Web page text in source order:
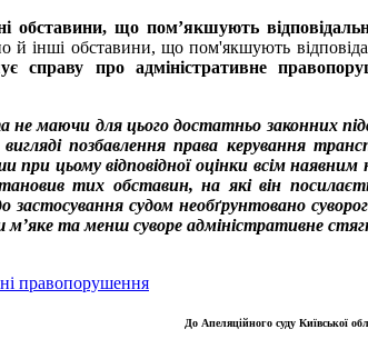
що пом’якшують
інші обставини, що пом'якшують
справу про адміністративне
не маючи для цього достатньо законних
позбавлення права керування
при цьому відповідної оцінки всім
тих обставин, на які він
застосування судом необґрунтовано
м’яке та менш суворе адміністративне
правопорушення
До Апеляційного суду Київської